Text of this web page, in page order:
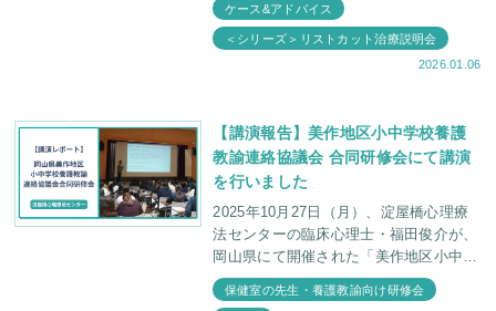
ます。 今回は
ケース&アドバイス
＜シリーズ＞リストカット治療説明会
2026.01.06
【講演報告】美作地区小中学校養護
教諭連絡協議会 合同研修会にて講演
を行いました
2025年10月27日（月）、淀屋橋心理療
法センターの臨床心理士・福田俊介が、
岡山県にて開催された「美作地区小中学
校養護教諭連絡協議会 合同研修会」に
お招きいただき、 講師として、先生方
保健室の先生・養護教諭向け研修会